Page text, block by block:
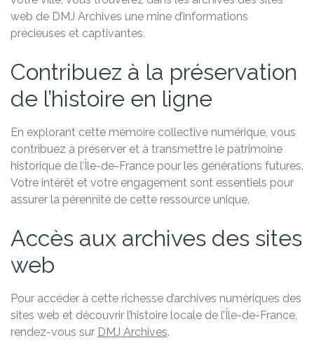
web de DMJ Archives une mine d’informations
précieuses et captivantes.
Contribuez à la préservation
de l’histoire en ligne
En explorant cette mémoire collective numérique, vous
contribuez à préserver et à transmettre le patrimoine
historique de l’Île-de-France pour les générations futures.
Votre intérêt et votre engagement sont essentiels pour
assurer la pérennité de cette ressource unique.
Accès aux archives des sites
web
Pour accéder à cette richesse d’archives numériques des
sites web et découvrir l’histoire locale de l’Île-de-France,
rendez-vous sur DMJ Archives.